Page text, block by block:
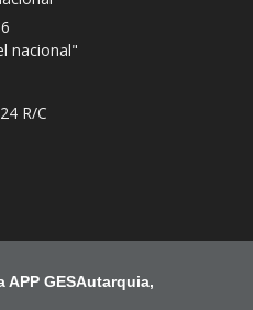
nacional"
R/C
APP GESAutarquia,